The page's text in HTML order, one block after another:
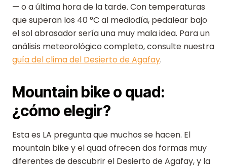
— o a última hora de la tarde. Con temperaturas
que superan los 40 °C al mediodía, pedalear bajo
el sol abrasador sería una muy mala idea. Para un
análisis meteorológico completo, consulte nuestra
guía del clima del Desierto de Agafay.
Mountain bike o quad:
¿cómo elegir?
Esta es LA pregunta que muchos se hacen. El
mountain bike y el quad ofrecen dos formas muy
diferentes de descubrir el Desierto de Agafay, y la